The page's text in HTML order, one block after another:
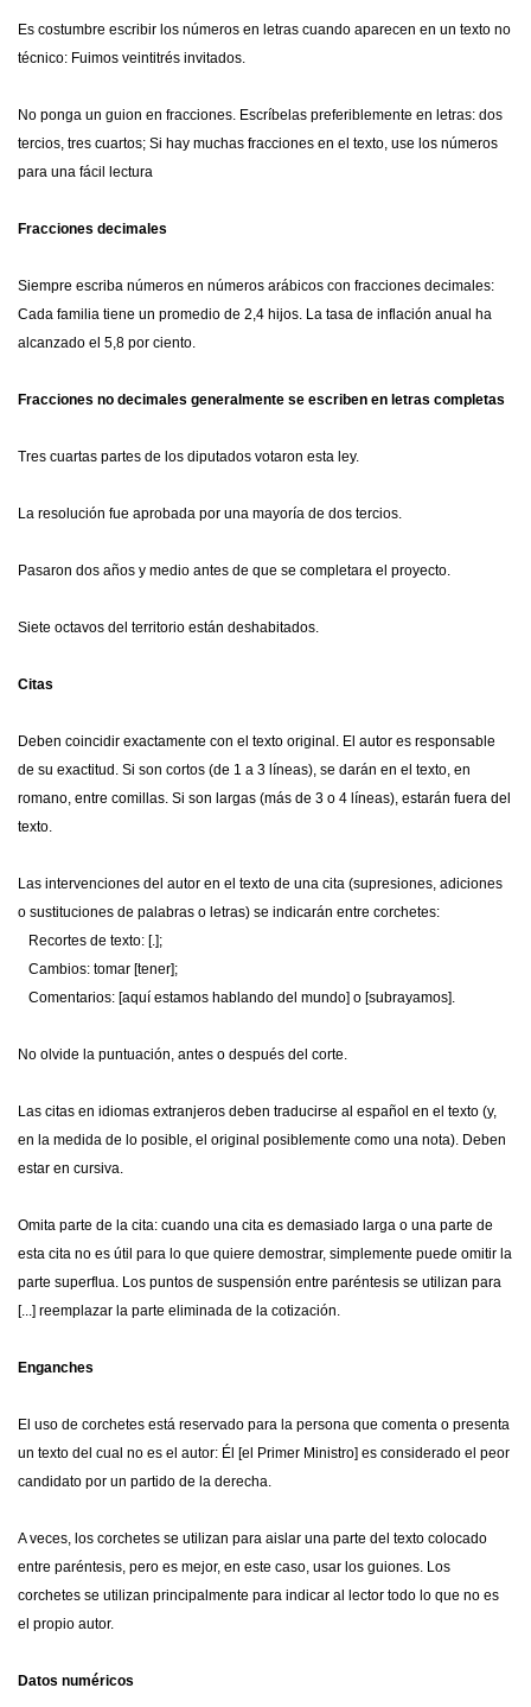
Es costumbre escribir los números en letras cuando aparecen en un texto no
técnico: Fuimos veintitrés invitados.
No ponga un guion en fracciones. Escríbelas preferiblemente en letras: dos
tercios, tres cuartos; Si hay muchas fracciones en el texto, use los números
para una fácil lectura
Fracciones decimales
Siempre escriba números en números arábicos con fracciones decimales:
Cada familia tiene un promedio de 2,4 hijos. La tasa de inflación anual ha
alcanzado el 5,8 por ciento.
Fracciones no decimales generalmente se escriben en letras completas
Tres cuartas partes de los diputados votaron esta ley.
La resolución fue aprobada por una mayoría de dos tercios.
Pasaron dos años y medio antes de que se completara el proyecto.
Siete octavos del territorio están deshabitados.
Citas
Deben coincidir exactamente con el texto original. El autor es responsable
de su exactitud. Si son cortos (de 1 a 3 líneas), se darán en el texto, en
romano, entre comillas. Si son largas (más de 3 o 4 líneas), estarán fuera del
texto.
Las intervenciones del autor en el texto de una cita (supresiones, adiciones
o sustituciones de palabras o letras) se indicarán entre corchetes:
Recortes de texto: [.];
Cambios: tomar [tener];
Comentarios: [aquí estamos hablando del mundo] o [subrayamos].
No olvide la puntuación, antes o después del corte.
Las citas en idiomas extranjeros deben traducirse al español en el texto (y,
en la medida de lo posible, el original posiblemente como una nota). Deben
estar en cursiva.
Omita parte de la cita: cuando una cita es demasiado larga o una parte de
esta cita no es útil para lo que quiere demostrar, simplemente puede omitir la
parte superflua. Los puntos de suspensión entre paréntesis se utilizan para
[...] reemplazar la parte eliminada de la cotización.
Enganches
El uso de corchetes está reservado para la persona que comenta o presenta
un texto del cual no es el autor: Él [el Primer Ministro] es considerado el peor
candidato por un partido de la derecha.
A veces, los corchetes se utilizan para aislar una parte del texto colocado
entre paréntesis, pero es mejor, en este caso, usar los guiones. Los
corchetes se utilizan principalmente para indicar al lector todo lo que no es
el propio autor.
Datos numéricos